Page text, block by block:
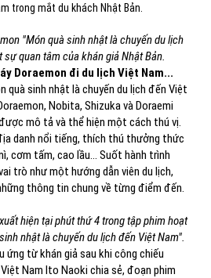
trong mắt du khách Nhật Bản.
"Món quà sinh nhật là chuyến du lịch
sự quan tâm của khán giả Nhật Bản.
Doraemon đi du lịch Việt Nam...
quà sinh nhật là chuyến du lịch đến Việt
Nobita, Shizuka và Doraemi
mô tả và thể hiện một cách thú vị.
danh nổi tiếng, thích thú thưởng thức
cơm tấm, cao lầu… Suốt hành trình
trò như một hướng dẫn viên du lịch,
thông tin chung về từng điểm đến.
hiện tại phút thứ 4 trong tập phim hoạt
nhật là chuyến du lịch đến Việt Nam".
ứng từ khán giả sau khi công chiếu
Nam Ito Naoki chia sẻ, đoạn phim